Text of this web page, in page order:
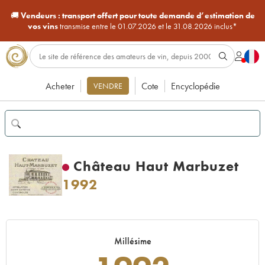
🚚Vendeurs : transport offert pour toute demande d’estimation de
vos vinstransmise entre le 01.07.2026 et le 31.08.2026 inclus*
Acheter VENDRE Cote Encyclopédie
Château Haut Marbuzet
1992
Millésime